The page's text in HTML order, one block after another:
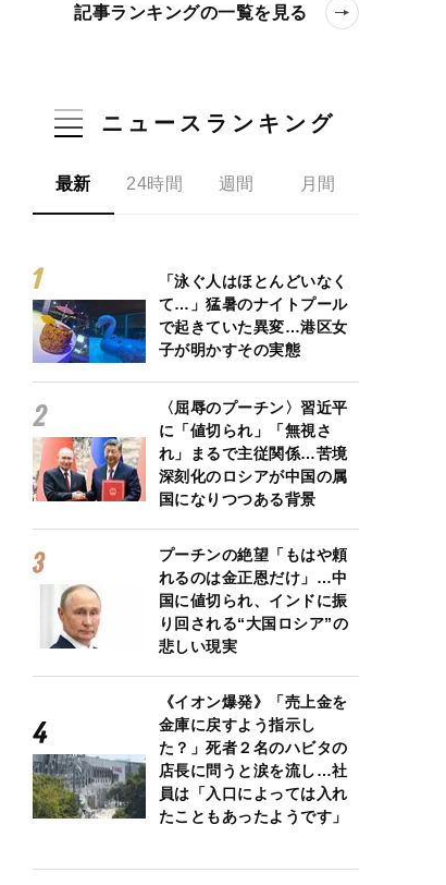
記事ランキングの一覧を見る
ニュースランキング
最新 24時間 週間 月間
「泳ぐ人はほとんどいなく
て…」猛暑のナイトプール
で起きていた異変…港区女
子が明かすその実態
〈屈辱のプーチン〉習近平
に「値切られ」「無視さ
れ」まるで主従関係…苦境
深刻化のロシアが中国の属
国になりつつある背景
プーチンの絶望「もはや頼
れるのは金正恩だけ」…中
国に値切られ、インドに振
り回される“大国ロシア”の
悲しい現実
《イオン爆発》「売上金を
金庫に戻すよう指示し
た？」死者２名のハビタの
店長に問うと涙を流し…社
員は「入口によっては入れ
たこともあったようです」